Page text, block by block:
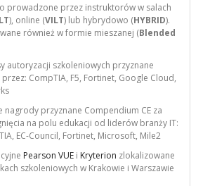
prowadzone przez instruktorów w salach
), online (VILT) lub hybrydowo (HYBRID).
również w formie mieszanej (Blended
autoryzacji szkoleniowych przyznane
CompTIA, F5, Fortinet, Google Cloud,
nagrody przyznane Compendium CE za
na polu edukacji od liderów branży IT:
EC-Council, Fortinet, Microsoft, Mile2
Pearson VUE i Kryterion zlokalizowane
szkoleniowych w Krakowie i Warszawie